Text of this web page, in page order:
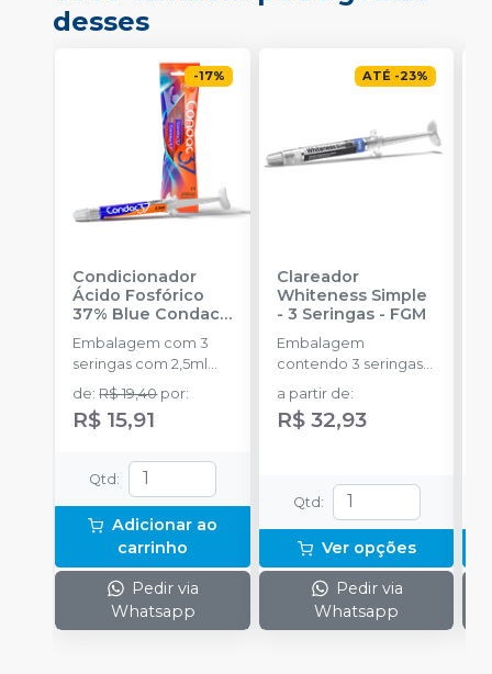
desses
-17%
Condicionador
Ácido Fosfórico
37% Blue Condac-
FGM
Embalagem com 3
seringas com 2,5ml
cada uma e 3
ponteiras para
aplicação.
de:R$ 19,40 por:
R$ 15,91
Qtd :
Adicionar ao
carrinho
Pedir via
Whatsapp
ATÉ -23%
Clareador
Whiteness Simple
- 3 Seringas- FGM
Embalagem
contendo 3 seringas
com 3g de gel cada
uma.
a partir de:
R$ 32,93
Qtd :
Ver opções
Pedir via
Whatsapp